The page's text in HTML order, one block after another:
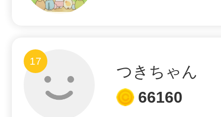
17
つきちゃん
66160